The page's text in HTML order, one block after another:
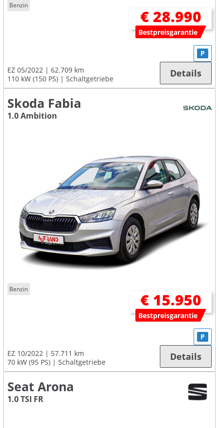
Benzin
€ 28.990
Bestpreisgarantie
EZ 05/2022
62.709 km
110 kW (150 PS)
Schaltgetriebe
P
Details
Skoda Fabia
1.0 Ambition
Benzin
€ 15.950
Bestpreisgarantie
EZ 10/2022
57.711 km
70 kW (95 PS)
Schaltgetriebe
P
Details
Seat Arona
1.0 TSI FR